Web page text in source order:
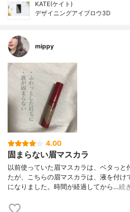
KATE(ケイト)
デザイニングアイブロウ3D
mippy
4.00
固まらない眉マスカラ
以前使っていた眉マスカラは、ベタっと
たが、こちらの眉マスカラは、液を付け
になりました。時間が経過してから…続